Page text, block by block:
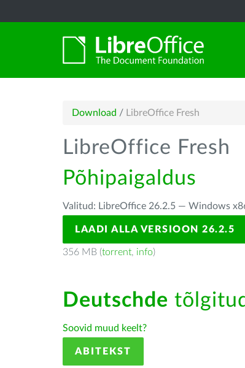
Download / LibreOffice Fresh
LibreOffice Fresh
Põhipaigaldus
Valitud: LibreOffice 26.2.5 — Windows
LAADI ALLA VERSIOON 26.2.5
356 MB (torrent, info)
Deutschde
Soovid muud keelt?
ABITEKST